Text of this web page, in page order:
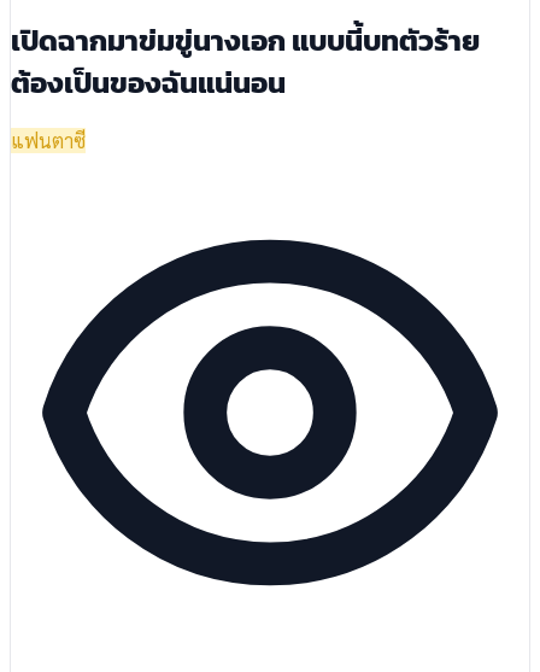
เปิดฉากมาข่มขู่นางเอก แบบนี้บทตัวร้าย
ต้องเป็นของฉันแน่นอน
แฟนตาซี